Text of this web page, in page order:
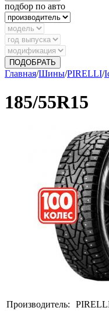
подбор по авто
ПОДОБРАТЬ
Главная/Шины/PIRELLI/
185/55R15
Производитель: